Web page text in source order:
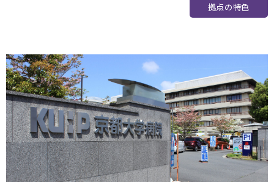
2024.12.26
知らせ
岡山大学 2024.12.24
2024年度 次世代医療機器開発人材育成プログラム 医療機器
開発コース
1/30追加セミナー開催
拠点の特色